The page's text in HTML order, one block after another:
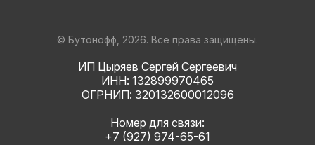
© Бутонофф, 2026. Все права защищены.
ИП Цыряев Сергей Сергеевич
ИНН: 132899970465
ОГРНИП: 320132600012096
Номер для связи:
+7 (927) 974-65-61